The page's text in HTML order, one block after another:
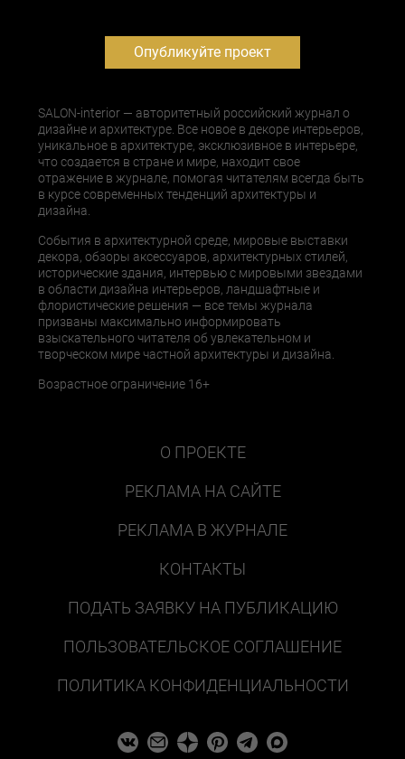
Опубликуйте проект
SALON-interior — авторитетный российский журнал о
дизайне и архитектуре. Все новое в декоре интерьеров,
уникальное в архитектуре, эксклюзивное в интерьере,
что создается в стране и мире, находит свое
отражение в журнале, помогая читателям всегда быть
в курсе современных тенденций архитектуры и
дизайна.
События в архитектурной среде, мировые выставки
декора, обзоры аксессуаров, архитектурных стилей,
исторические здания, интервью с мировыми звездами
в области дизайна интерьеров, ландшафтные и
флористические решения — все темы журнала
призваны максимально информировать
взыскательного читателя об увлекательном и
творческом мире частной архитектуры и дизайна.
Возрастное ограничение 16+
О ПРОЕКТЕ
РЕКЛАМА НА САЙТЕ
РЕКЛАМА В ЖУРНАЛЕ
КОНТАКТЫ
ПОДАТЬ ЗАЯВКУ НА ПУБЛИКАЦИЮ
ПОЛЬЗОВАТЕЛЬСКОЕ СОГЛАШЕНИЕ
ПОЛИТИКА КОНФИДЕНЦИАЛЬНОСТИ